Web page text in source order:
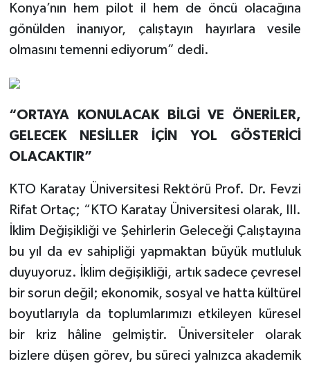
Konya’nın hem pilot il hem de öncü olacağına
gönülden inanıyor, çalıştayın hayırlara vesile
olmasını temenni ediyorum” dedi.
“ORTAYA KONULACAK BİLGİ VE ÖNERİLER,
GELECEK NESİLLER İÇİN YOL GÖSTERİCİ
OLACAKTIR”
KTO Karatay Üniversitesi Rektörü Prof. Dr. Fevzi
Rifat Ortaç; “KTO Karatay Üniversitesi olarak, III.
İklim Değişikliği ve Şehirlerin Geleceği Çalıştayına
bu yıl da ev sahipliği yapmaktan büyük mutluluk
duyuyoruz. İklim değişikliği, artık sadece çevresel
bir sorun değil; ekonomik, sosyal ve hatta kültürel
boyutlarıyla da toplumlarımızı etkileyen küresel
bir kriz hâline gelmiştir. Üniversiteler olarak
bizlere düşen görev, bu süreci yalnızca akademik